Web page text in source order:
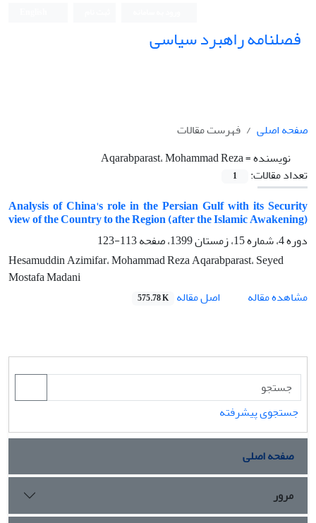
فصلنامه راهبرد سیاسی
صفحه اصلی
فهرست مقالات
نویسنده =Aqarabparast، Mohammad Reza
تعداد مقالات:
1
Analysis of China's role in the Persian Gulf with its Security
view of the Country to the Region (after the Islamic Awakening)
دوره 4، شماره 15، زمستان 1399، صفحه
113-123
Hesamuddin Azimifar، Mohammad Reza Aqarabparast، Seyed
Mostafa Madani
مشاهده مقاله
اصل مقاله 575.78 K
جستجوی پیشرفته
صفحه اصلی
مرور